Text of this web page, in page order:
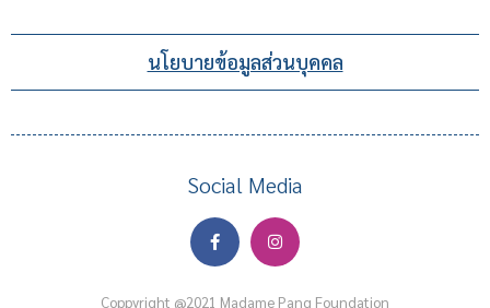
นโยบายข้อมูลส่วนบุคคล
Social Media
Coppyright @2021 Madame Pang Foundation